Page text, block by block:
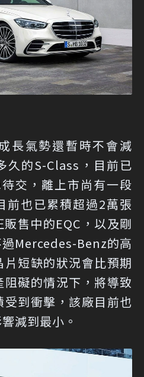
長氣勢還暫時不會減
久的S-Class，目前已
交，離上市尚有一段
前也已累積超過2萬張
售中的EQC，以及剛
Mercedes-Benz的高
短缺的狀況會比預期
礙的情況下，將導致
到衝擊，該廠目前也
減到最小。